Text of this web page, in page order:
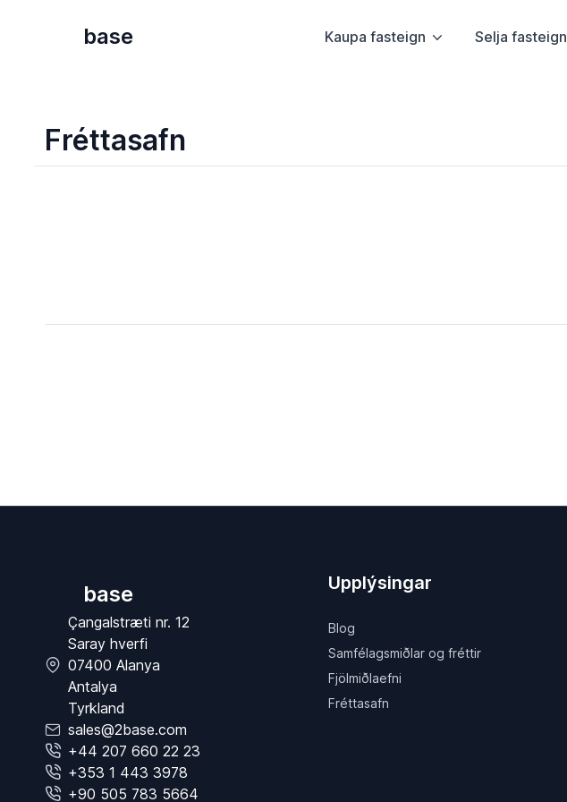
base Kaupa fasteign Selja fasteign
Fréttasafn
base
Çangalstræti nr. 12
Saray hverfi
07400 Alanya
Antalya
Tyrkland
sales@2base.com
+44 207 660 22 23
+353 1 443 3978
+90 505 783 5664
Upplýsingar
Blog
Samfélagsmiðlar og fréttir
Fjölmiðlaefni
Fréttasafn